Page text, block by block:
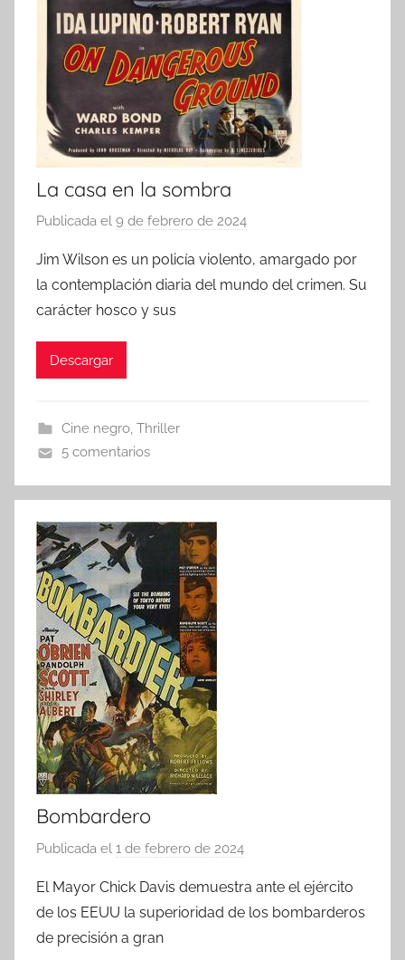
La casa en la sombra
Publicada el 9 de febrero de 2024
r
Jim Wilson es un policía violento, amargado por
la contemplación diaria del mundo del crimen. Su
carácter hosco y sus
Descargar
Cine negro, Thriller
5 comentarios
Bombardero
Publicada el 1 de febrero de 2024
r
El Mayor Chick Davis demuestra ante el ejército
de los EEUU la superioridad de los bombarderos
de precisión a gran